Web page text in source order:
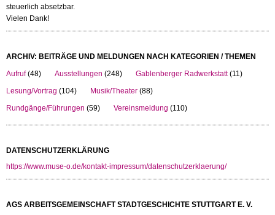
steuerlich absetzbar.
Vielen Dank!
ARCHIV: BEITRÄGE UND MELDUNGEN NACH KATEGORIEN / THEMEN
Aufruf(48) Ausstellungen (248) Gablenberger Radwerkstatt(11)
Lesung/Vortrag (104) Musik/Theater (88)
Rundgänge/Führungen (59) Vereinsmeldung (110)
DATENSCHUTZERKLÄRUNG
https://www.muse-o.de/kontakt-impressum/datenschutzerklaerung/
AGS ARBEITSGEMEINSCHAFT STADTGESCHICHTE STUTTGART E. V.